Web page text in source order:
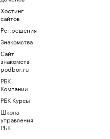
Хостинг
сайтов
Рег.решения
Знакомства
Сайт
знакомств
podbor.ru
РБК
Компании
РБК Курсы
Школа
управления
РБК